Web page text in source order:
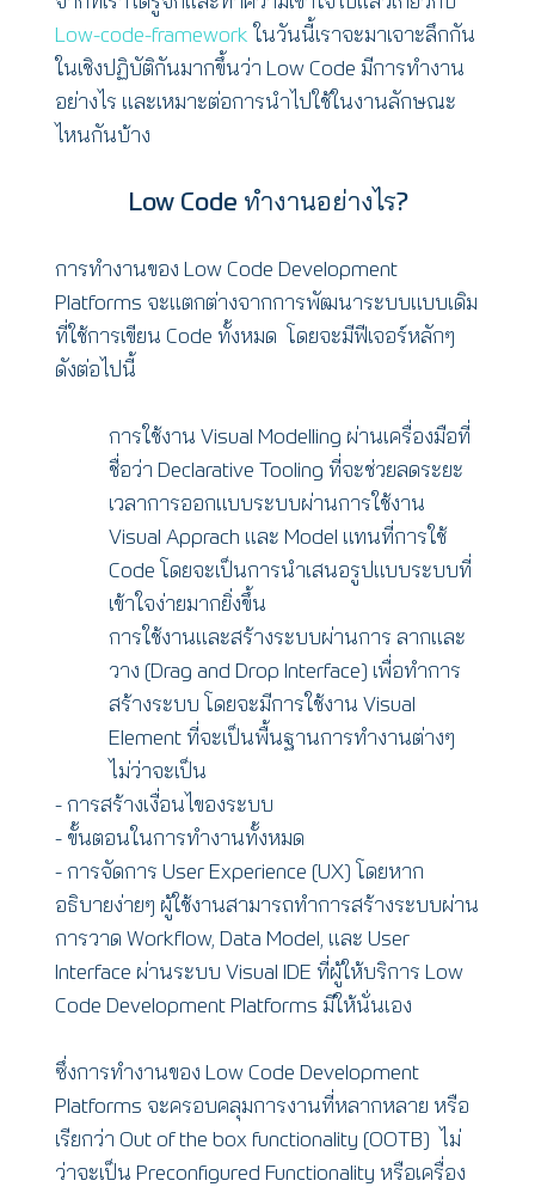
Low-code-framework ในวันนี้เราจะมาเจาะลึกกัน
ในเชิงปฏิบัติกันมากขึ้นว่า Low Code มีการทำงาน
อย่างไร เเละเหมาะต่อการนำไปใช้ในงานลักษณะ
ไหนกันบ้าง
Low Code ทำงานอย่างไร?
การทำงานของ Low Code Development
Platforms จะแตกต่างจากการพัฒนาระบบแบบเดิม
ที่ใช้การเขียน Code ทั้งหมด โดยจะมีฟีเจอร์หลักๆ
ดังต่อไปนี้
การใช้งาน Visual Modelling ผ่านเครื่องมือที่
ชื่อว่า Declarative Tooling ที่จะช่วยลดระยะ
เวลาการออกแบบระบบผ่านการใช้งาน
Visual Apprach และ Model แทนที่การใช้
Code โดยจะเป็นการนำเสนอรูปแบบระบบที่
เข้าใจง่ายมากยิ่งขึ้น
การใช้งานและสร้างระบบผ่านการ ลากและ
วาง (Drag and Drop Interface) เพื่อทำการ
สร้างระบบ โดยจะมีการใช้งาน Visual
Element ที่จะเป็นพื้นฐานการทำงานต่างๆ
ไม่ว่าจะเป็น
- การสร้างเงื่อนไของระบบ
- ขั้นตอนในการทำงานทั้งหมด
- การจัดการ User Experience (UX) โดยหาก
อธิบายง่ายๆ ผู้ใช้งานสามารถทำการสร้างระบบผ่าน
การวาด Workflow, Data Model, และ User
Interface ผ่านระบบ Visual IDE ที่ผู้ให้บริการ Low
Code Development Platforms มีให้นั่นเอง
ซึ่งการทำงานของ Low Code Development
Platforms จะครอบคลุมการงานที่หลากหลาย หรือ
เรียกว่า Out of the box functionality (OOTB) ไม่
ว่าจะเป็น Preconfigured Functionality หรือเครื่อง